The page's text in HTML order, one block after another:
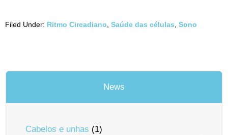
Filed Under: Ritmo Circadiano Saúde das células Sono
News
Cabelos e unhas (1)